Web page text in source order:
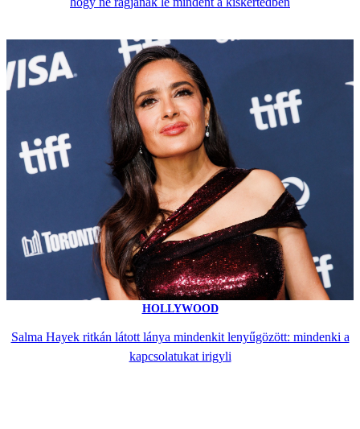
HOLLYWOOD
Salma Hayek ritkán látott lánya mindenkit lenyűgözött: mindenki a
kapcsolatukat irigyli